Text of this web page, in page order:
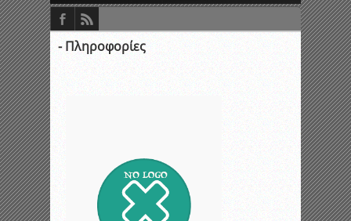
- Πληροφορίες